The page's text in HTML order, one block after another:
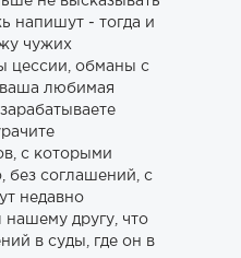
напишут - тогда и
чужих
цессии, обманы с
любимая
с которыми
без соглашений, с
недавно
нашему другу, что
в суды, где он в